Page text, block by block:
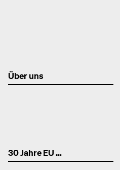
Über uns
30 Jahre EU …